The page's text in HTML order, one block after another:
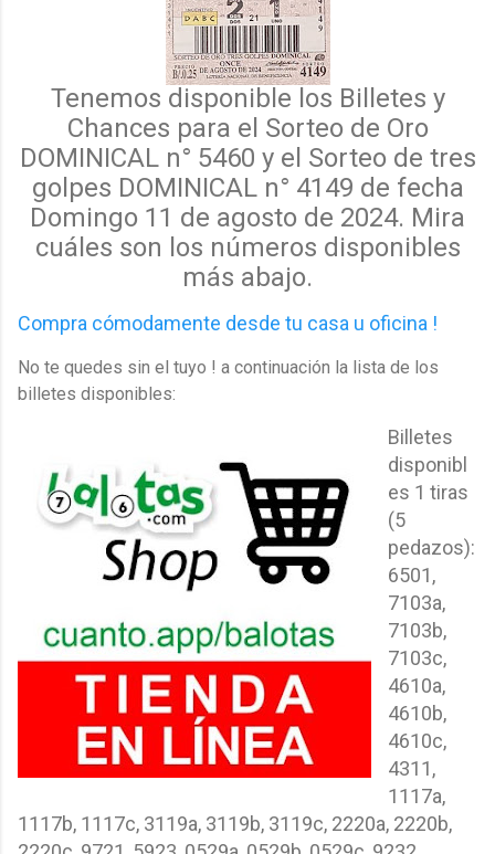
Tenemos disponible los Billetes y
Chances para el Sorteo de Oro
DOMINICAL n° 5460 y el Sorteo de tres
golpes DOMINICAL n° 4149 de fecha
Domingo 11 de agosto de 2024. Mira
cuáles son los números disponibles
más abajo.
Compra cómodamente desde tu casa u oficina !
No te quedes sin el tuyo ! a continuación la lista de los
billetes disponibles:
Billetes
disponibl
es 1 tiras
(5
pedazos):
6501,
7103a,
7103b,
7103c,
4610a,
4610b,
4610c,
4311,
1117a,
1117b, 1117c, 3119a, 3119b, 3119c, 2220a, 2220b,